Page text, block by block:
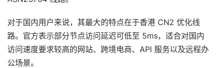
对于国内用户来说，其最大的特点在于香港 CN2 优化线
路。官方表示部分节点访问延迟可低至 5ms，适合对国内
访问速度要求较高的网站、跨境电商、API 服务以及远程办
公场景。